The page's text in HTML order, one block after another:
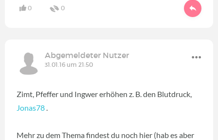
0 0
Abgemeldeter Nutzer
31.01.16 um 21:50
Zimt, Pfeffer und Ingwer erhöhen z. B. den Blutdruck,
Jonas78.
Mehr zu dem Thema findest du noch hier (hab es aber